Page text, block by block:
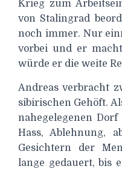
Krieg zum
von Stalingrad
noch immer. Nur
vorbei und er
würde er die weite
Andreas verbracht
sibirischen Gehöft.
nahegelegenen
Hass, Ablehnung,
Gesichtern der
lange gedauert, bis